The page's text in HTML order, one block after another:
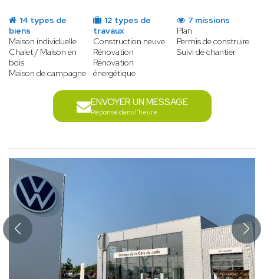
14 types de
biens
Maison individuelle
Chalet / Maison en
bois
Maison de campagne
12 types de
travaux
Construction neuve
Rénovation
Rénovation
énergétique
7 missions
Plan
Permis de construire
Suivi de chantier
ENVOYER UN MESSAGE
Réponse dans l'heure